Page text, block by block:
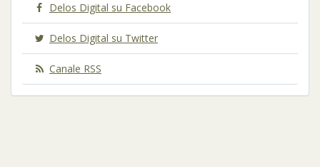
Delos Digital su Facebook
Delos Digital su Twitter
Canale RSS